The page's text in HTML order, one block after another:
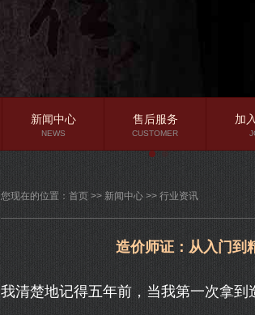
行业资讯
常见问题
新闻中心
NEWS
售后服务
CUSTOMER
加
您现在的位置： 首页 >> 新闻中心 >> 行业资讯
造价师证：从入门到
我清楚地记得五年前，当我第一次拿